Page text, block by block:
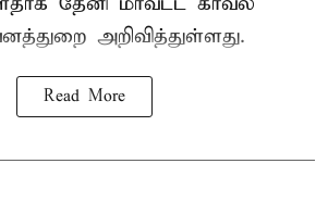
அறிவித்துள்ளது.
Read More